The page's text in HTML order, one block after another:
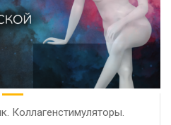
Коллагенстимуляторы.